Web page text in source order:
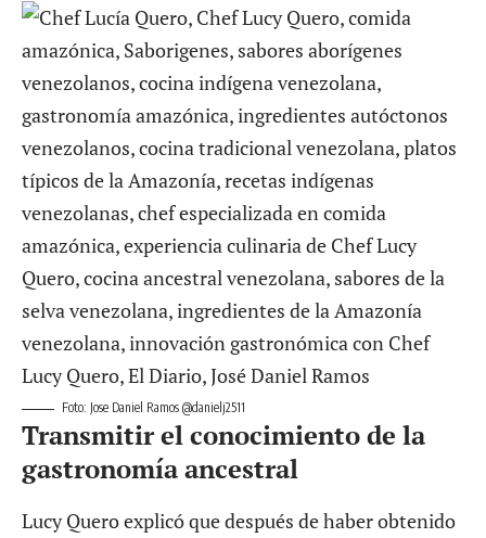
Foto: Jose Daniel Ramos @danielj2511
Transmitir el conocimiento de la
gastronomía ancestral
Lucy Quero explicó que después de haber obtenido